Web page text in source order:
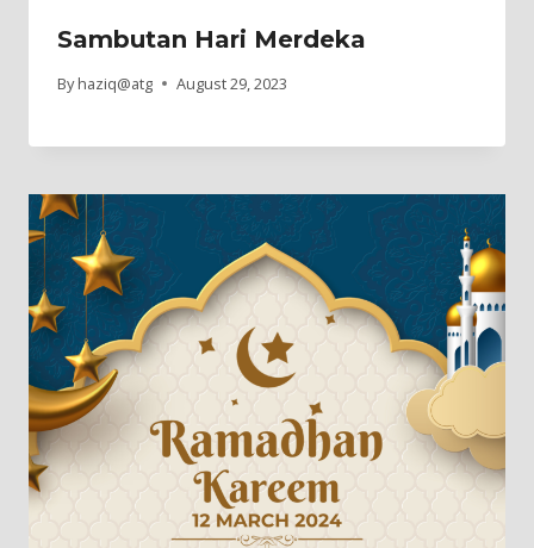
Sambutan Hari Merdeka
By haziq@atg August 29, 2023